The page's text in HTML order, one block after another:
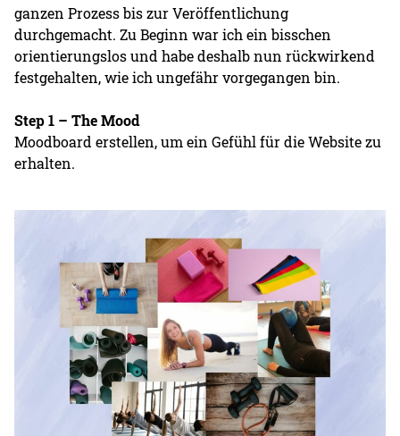
ganzen Prozess bis zur Veröffentlichung
durchgemacht. Zu Beginn war ich ein bisschen
orientierungslos und habe deshalb nun rückwirkend
festgehalten, wie ich ungefähr vorgegangen bin.
Step 1 – The Mood
Moodboard erstellen, um ein Gefühl für die Website zu
erhalten.